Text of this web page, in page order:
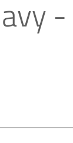
-